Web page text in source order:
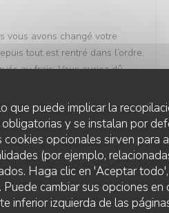
que puede implicar la
y se instalan por
opcionales sirven para
(por ejemplo,
Haga clic en 'Aceptar
cambiar sus opciones en
inferior izquierda de las
vous avons changé votre
tout est rentré dans l’ordre.
au frais. Vous auriez dû
Innocenti
/5 Menú 5/5 Calidad / Precio:5/5